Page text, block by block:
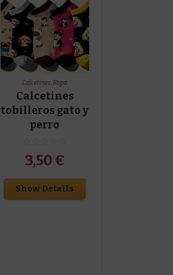
Calcetines,Ropa
Calcetines
tobilleros gato y
perro
3,50 €
Show Details